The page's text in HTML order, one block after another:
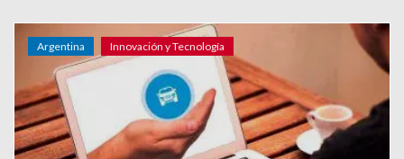
Argentina Innovación y Tecnología